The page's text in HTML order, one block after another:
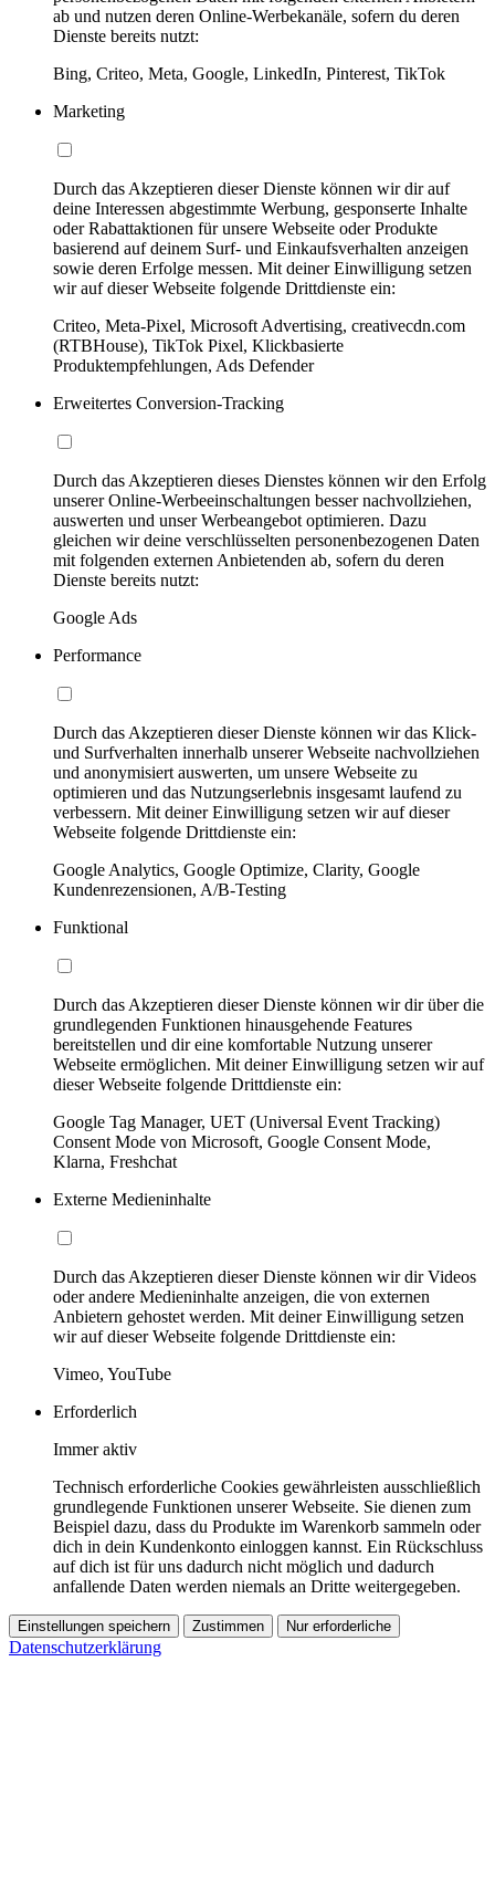
ab und nutzen deren Online-Werbekanäle, sofern du deren
Dienste bereits nutzt:
Bing, Criteo, Meta, Google, LinkedIn, Pinterest, TikTok
Marketing
Durch das Akzeptieren dieser Dienste können wir dir auf
deine Interessen abgestimmte Werbung, gesponserte Inhalte
oder Rabattaktionen für unsere Webseite oder Produkte
basierend auf deinem Surf- und Einkaufsverhalten anzeigen
sowie deren Erfolge messen. Mit deiner Einwilligung setzen
wir auf dieser Webseite folgende Drittdienste ein:
Criteo, Meta-Pixel, Microsoft Advertising, creativecdn.com
(RTBHouse), TikTok Pixel, Klickbasierte
Produktempfehlungen, Ads Defender
Erweitertes Conversion-Tracking
Durch das Akzeptieren dieses Dienstes können wir den Erfolg
unserer Online-Werbeeinschaltungen besser nachvollziehen,
auswerten und unser Werbeangebot optimieren. Dazu
gleichen wir deine verschlüsselten personenbezogenen Daten
mit folgenden externen Anbietenden ab, sofern du deren
Dienste bereits nutzt:
Google Ads
Performance
Durch das Akzeptieren dieser Dienste können wir das Klick-
und Surfverhalten innerhalb unserer Webseite nachvollziehen
und anonymisiert auswerten, um unsere Webseite zu
optimieren und das Nutzungserlebnis insgesamt laufend zu
verbessern. Mit deiner Einwilligung setzen wir auf dieser
Webseite folgende Drittdienste ein:
Google Analytics, Google Optimize, Clarity, Google
Kundenrezensionen, A/B-Testing
Funktional
Durch das Akzeptieren dieser Dienste können wir dir über die
grundlegenden Funktionen hinausgehende Features
bereitstellen und dir eine komfortable Nutzung unserer
Webseite ermöglichen. Mit deiner Einwilligung setzen wir auf
dieser Webseite folgende Drittdienste ein:
Google Tag Manager, UET (Universal Event Tracking)
Consent Mode von Microsoft, Google Consent Mode,
Klarna, Freshchat
Externe Medieninhalte
Durch das Akzeptieren dieser Dienste können wir dir Videos
oder andere Medieninhalte anzeigen, die von externen
Anbietern gehostet werden. Mit deiner Einwilligung setzen
wir auf dieser Webseite folgende Drittdienste ein:
Vimeo, YouTube
Erforderlich
Immer aktiv
Technisch erforderliche Cookies gewährleisten ausschließlich
grundlegende Funktionen unserer Webseite. Sie dienen zum
Beispiel dazu, dass du Produkte im Warenkorb sammeln oder
dich in dein Kundenkonto einloggen kannst. Ein Rückschluss
auf dich ist für uns dadurch nicht möglich und dadurch
anfallende Daten werden niemals an Dritte weitergegeben.
Einstellungen speichern Zustimmen Nur erforderliche
Datenschutzerklärung